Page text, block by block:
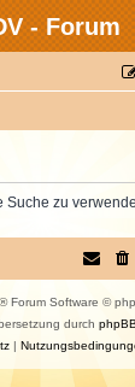
- Forum
Suche zu
® Forum Software ©
durch
|